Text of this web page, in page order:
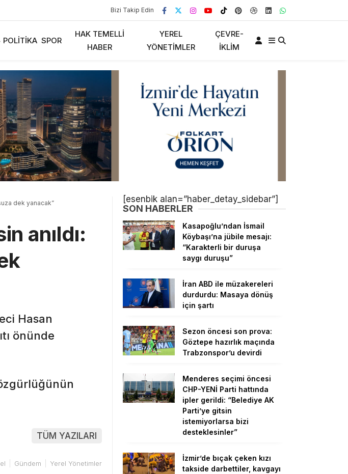
Bizi Takip Edin
POLITIKA SPOR
HAK TEMELLI
HABER
YEREL
YÖNETIMLER
ÇEVRE-
İKLIM
dek yanacak”
anıldı:
Hasan
önünde
TÜM YAZILARI
Gündem Yerel Yönetimler
[esenbik alan=”haber_detay_sidebar”]
SON HABERLER
Kasapoğlu’ndan İsmail
Köybaşı’na jübile mesajı:
“Karakterli bir duruşa
saygı duruşu”
İran ABD ile müzakereleri
durdurdu: Masaya dönüş
için şartı
Sezon öncesi son prova:
Göztepe hazırlık maçında
Trabzonspor’u devirdi
Menderes seçimi öncesi
CHP-YENİ Parti hattında
ipler gerildi: “Belediye AK
Parti’ye gitsin
istemiyorlarsa bizi
desteklesinler”
İzmir’de bıçak çeken kızı
takside darbettiler, kavgayı